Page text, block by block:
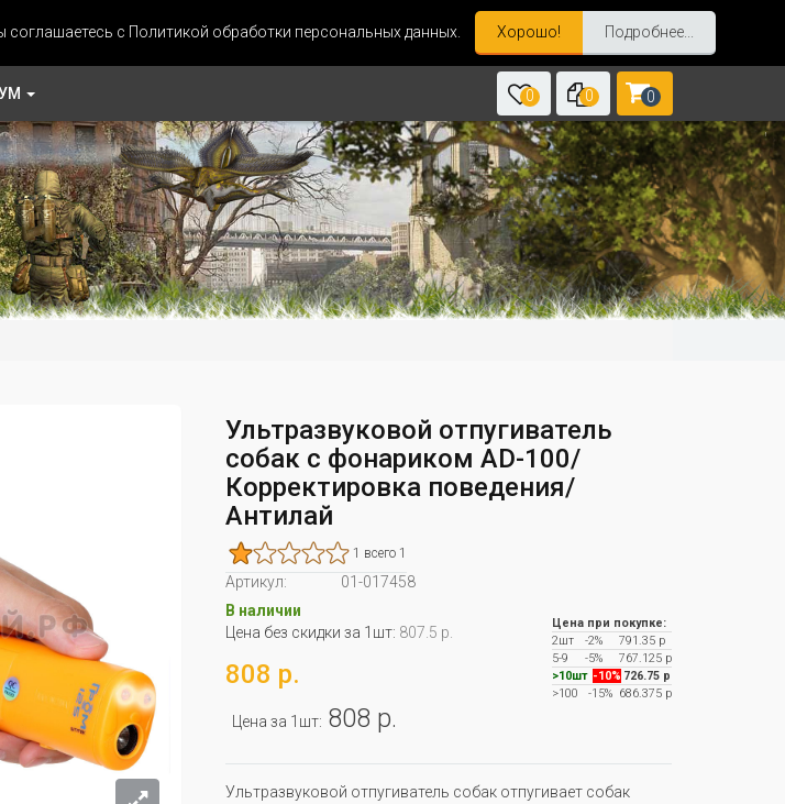
с Политикой обработки персональных данных. Хорошо! Подробнее...
0 0 0
Ультразвуковой отпугиватель
собак с фонариком AD-100/
Корректировка поведения/
Антилай
1 всего 1
Артикул:
01-017458
В наличии
Цена без скидки за 1шт: 807.5 р.
808 р.
Цена за 1шт: 808 р.
Цена при покупке:
2шт
-2%
791.35 р
5-9
-5%
767.125 р
>10шт -10% 726.75 р
>100
-15%686.375 р
Ультразвуковой отпугиватель собак отпугивает собак